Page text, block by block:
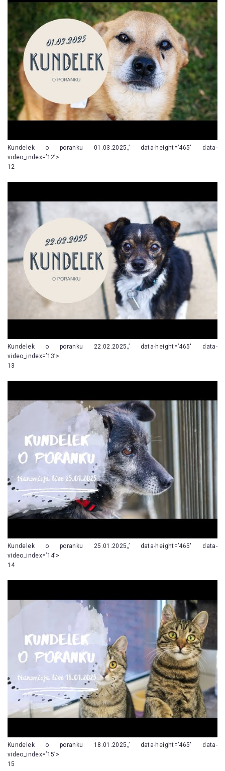
Kundelek o poranku 01.03.2025„’ data-height=’465′ data-
video_index=’12’>
12
Kundelek o poranku 22.02.2025„’ data-height=’465′ data-
video_index=’13’>
13
Kundelek o poranku 25.01.2025„’ data-height=’465′ data-
video_index=’14’>
14
Kundelek o poranku 18.01.2025„’ data-height=’465′ data-
video_index=’15’>
15